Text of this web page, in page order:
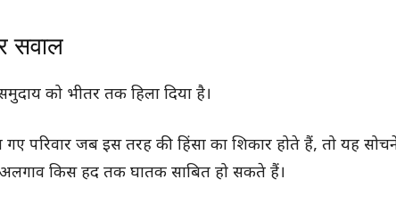
सवाल
को भीतर तक हिला दिया है।
परिवार जब इस तरह की हिंसा का शिकार होते हैं, तो यह
अलगाव किस हद तक घातक साबित हो सकते हैं।